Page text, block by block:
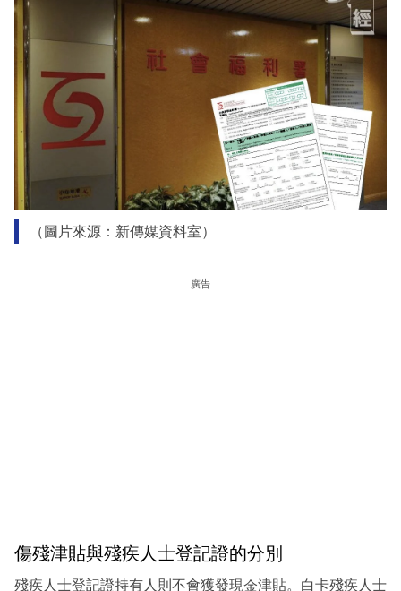
（圖片來源：新傳媒資料室）
廣告
傷殘津貼與殘疾人士登記證的分別
殘疾人士登記證持有人則不會獲發現金津貼。白卡殘疾人士